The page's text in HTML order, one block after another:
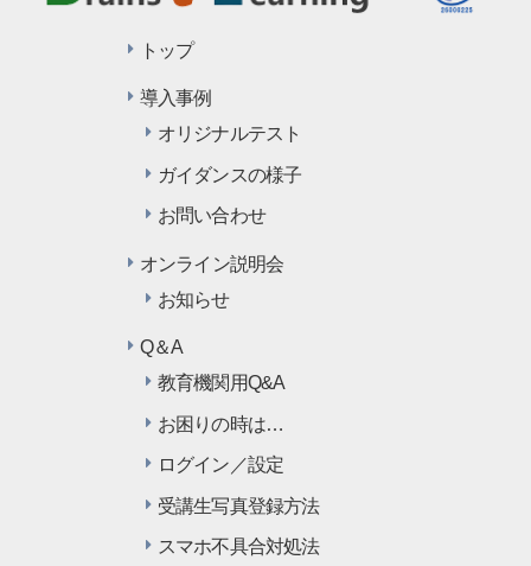
トップ
導入事例
オリジナルテスト
ガイダンスの様子
お問い合わせ
オンライン説明会
お知らせ
Q＆A
教育機関用Q&A
お困りの時は…
ログイン／設定
受講生写真登録方法
スマホ不具合対処法